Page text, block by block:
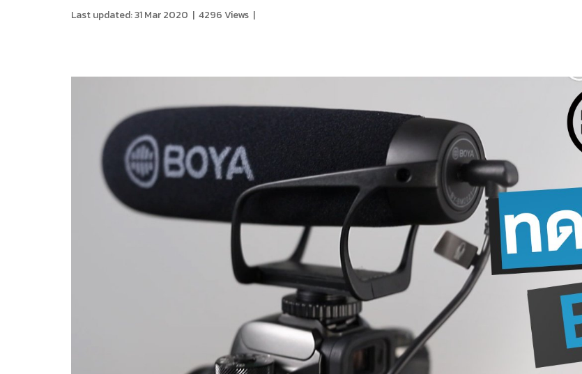
Last updated: 31 Mar 2020 | 4296 Views |